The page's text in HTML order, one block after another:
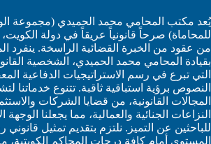
يُعد مكتب المحامي محمد الحميدي (مجموعة
للمحاماة) صرحاً قانونياً عريقاً في دولة
من عقود من الخبرة القضائية الراسخة. ينفرد
بقيادة المحامي محمد الحميدي، الشخصية
التي تبرع في رسم الاستراتيجيات الدفاعية
النصوص برؤية استباقية ثاقبة. تتنوع خدماتنا
المجالات القانونية، من قضايا الشركات
النزاعات الجنائية والعمالية، مما يجعلنا الوجهة
للباحثين عن التميز. نلتزم بتقديم تمثيل قانوني
المستوى أمام كافة درجات المحاكم